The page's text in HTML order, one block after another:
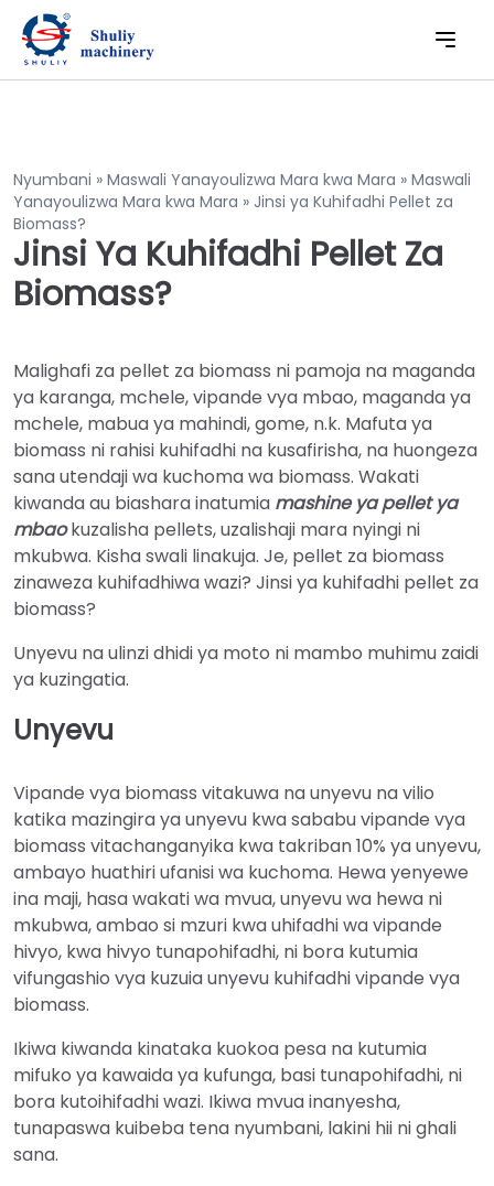
Nyumbani » Maswali Yanayoulizwa Mara kwa Mara » Maswali
Yanayoulizwa Mara kwa Mara » Jinsi ya Kuhifadhi Pellet za
Biomass?
Jinsi Ya Kuhifadhi Pellet Za
Biomass?
Malighafi za pellet za biomass ni pamoja na maganda
ya karanga, mchele, vipande vya mbao, maganda ya
mchele, mabua ya mahindi, gome, n.k. Mafuta ya
biomass ni rahisi kuhifadhi na kusafirisha, na huongeza
sana utendaji wa kuchoma wa biomass. Wakati
kiwanda au biashara inatumia mashine ya pellet ya
mbaokuzalisha pellets, uzalishaji mara nyingi ni
mkubwa. Kisha swali linakuja. Je, pellet za biomass
zinaweza kuhifadhiwa wazi? Jinsi ya kuhifadhi pellet za
biomass?
Unyevu na ulinzi dhidi ya moto ni mambo muhimu zaidi
ya kuzingatia.
Unyevu
Vipande vya biomass vitakuwa na unyevu na vilio
katika mazingira ya unyevu kwa sababu vipande vya
biomass vitachanganyika kwa takriban 10% ya unyevu,
ambayo huathiri ufanisi wa kuchoma. Hewa yenyewe
ina maji, hasa wakati wa mvua, unyevu wa hewa ni
mkubwa, ambao si mzuri kwa uhifadhi wa vipande
hivyo, kwa hivyo tunapohifadhi, ni bora kutumia
vifungashio vya kuzuia unyevu kuhifadhi vipande vya
biomass.
Ikiwa kiwanda kinataka kuokoa pesa na kutumia
mifuko ya kawaida ya kufunga, basi tunapohifadhi, ni
bora kutoihifadhi wazi. Ikiwa mvua inanyesha,
tunapaswa kuibeba tena nyumbani, lakini hii ni ghali
sana.